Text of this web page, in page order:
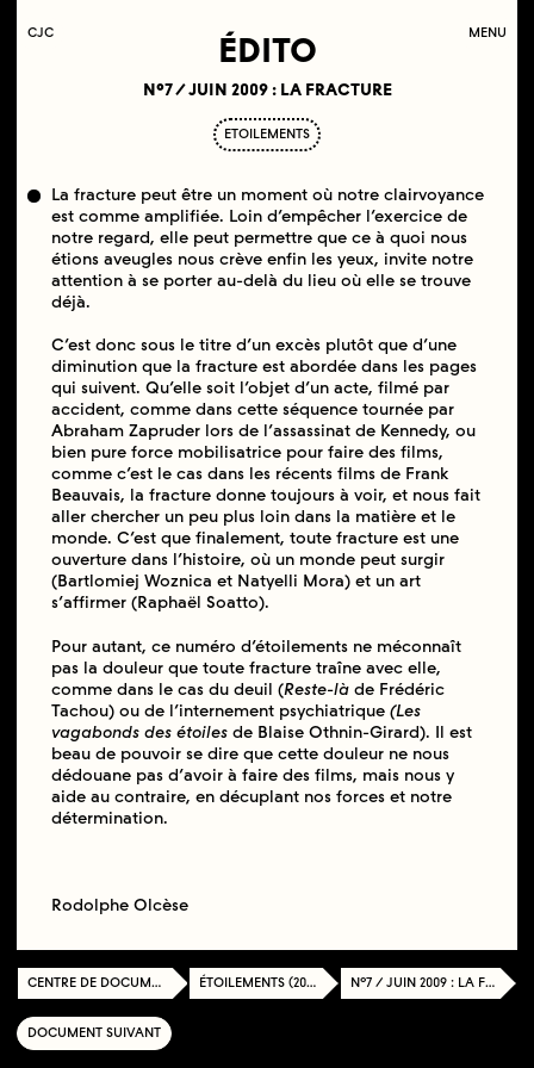
COLLECTIF
JEUNE
C MENU
ÉDITO
N°7 / JUIN 2009 : LA FRACTURE
ETOILEMENTS
La fracture peut être un moment où notre clairvoyance
est comme amplifiée. Loin d’empêcher l’exercice de
notre regard, elle peut permettre que ce à quoi nous
étions aveugles nous crève enfin les yeux, invite notre
attention à se porter au-delà du lieu où elle se trouve
déjà.
C’est donc sous le titre d’un excès plutôt que d’une
diminution que la fracture est abordée dans les pages
qui suivent. Qu’elle soit l’objet d’un acte, filmé par
accident, comme dans cette séquence tournée par
Abraham Zapruder lors de l’assassinat de Kennedy, ou
bien pure force mobilisatrice pour faire des films,
comme c’est le cas dans les récents films de Frank
Beauvais, la fracture donne toujours à voir, et nous fait
aller chercher un peu plus loin dans la matière et le
monde. C’est que finalement, toute fracture est une
ouverture dans l’histoire, où un monde peut surgir
(Bartlomiej Woznica et Natyelli Mora) et un art
s’affirmer (Raphaël Soatto).
Pour autant, ce numéro d’étoilements ne méconnaît
pas la douleur que toute fracture traîne avec elle,
comme dans le cas du deuil (Reste-làde Frédéric
Tachou) ou de l’internement psychiatrique (Les
vagabonds des étoilesde Blaise Othnin-Girard). Il est
beau de pouvoir se dire que cette douleur ne nous
dédouane pas d’avoir à faire des films, mais nous y
aide au contraire, en décuplant nos forces et notre
détermination.
Rodolphe Olcèse
DOCUMENT SUIVANT
CENTRE DE DOCUMENTATION ÉTOILEMENTS (2007-2010) N°7 / JUIN 2009 : LA FRACTURE